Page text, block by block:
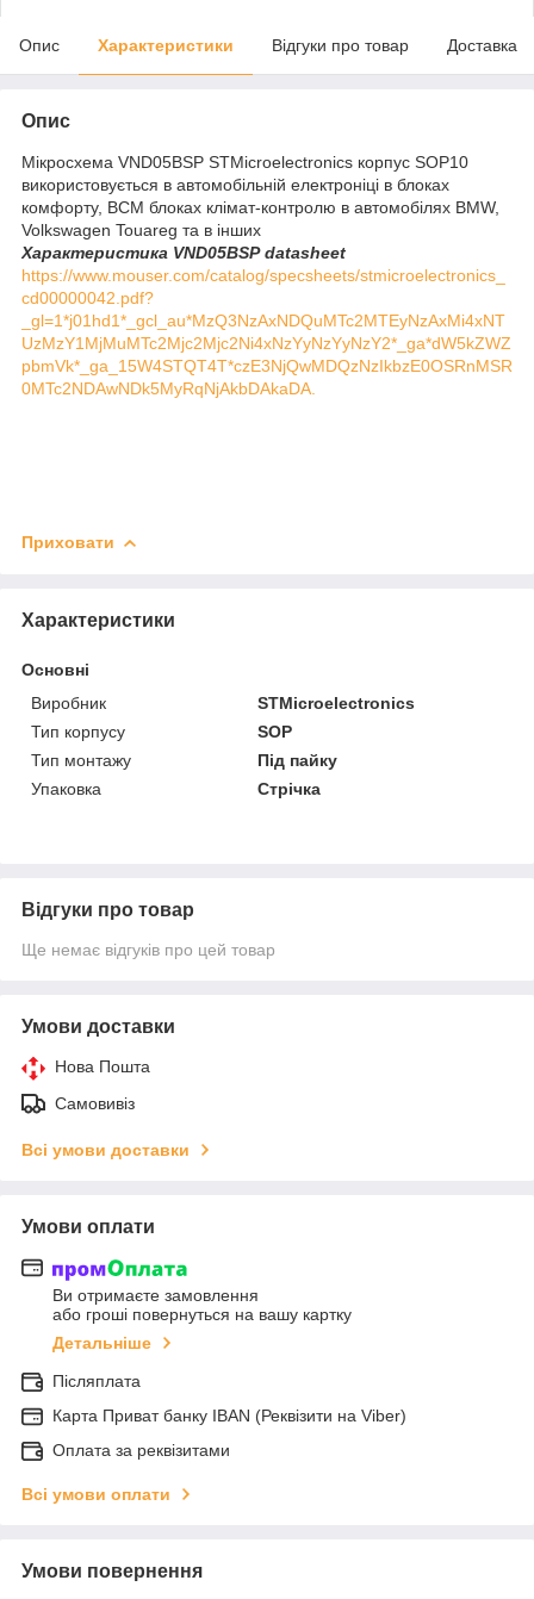
Опис Характеристики Відгуки про товар Доставка
Опис
Мікросхема VND05BSP STMicroelectronics корпус SOP10
використовується в автомобільній електроніці в блоках
комфорту, BCM блоках клімат-контролю в автомобілях BMW,
Volkswagen Touareg та в інших
Характеристика VND05BSP datasheet
https://www.mouser.com/catalog/specsheets/stmicroelectronics_
cd00000042.pdf?
_gl=1*j01hd1*_gcl_au*MzQ3NzAxNDQuMTc2MTEyNzAxMi4xNT
UzMzY1MjMuMTc2Mjc2Mjc2Ni4xNzYyNzYyNzY2*_ga*dW5kZWZ
pbmVk*_ga_15W4STQT4T*czE3NjQwMDQzNzIkbzE0OSRnMSR
0MTc2NDAwNDk5MyRqNjAkbDAkaDA.
Приховати
Характеристики
Основні
Виробник
STMicroelectronics
Тип корпусу
SOP
Тип монтажу
Під пайку
Упаковка
Стрічка
Відгуки про товар
Ще немає відгуків про цей товар
Умови доставки
Нова Пошта
Самовивіз
Всі умови доставки
Умови оплати
Ви отримаєте замовлення
або гроші повернуться на вашу картку
Детальніше
Післяплата
Карта Приват банку IBAN (Реквізити на Viber)
Оплата за реквізитами
Всі умови оплати
Умови повернення